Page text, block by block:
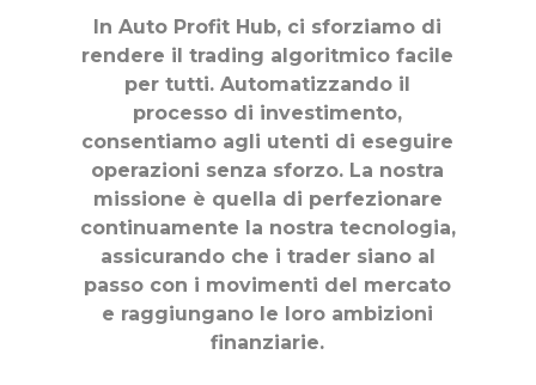
In Auto Profit Hub, ci sforziamo di
rendere il trading algoritmico facile
per tutti. Automatizzando il
processo di investimento,
consentiamo agli utenti di eseguire
operazioni senza sforzo. La nostra
missione è quella di perfezionare
continuamente la nostra tecnologia,
assicurando che i trader siano al
passo con i movimenti del mercato
e raggiungano le loro ambizioni
finanziarie.